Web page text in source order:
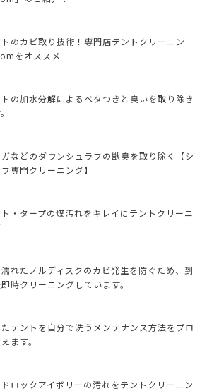
のカビ取り技術！専門店テントクリーニン
をオススメ
の加水分解によるベタつきと臭いを取り除き
などのダウンシュラフの獣臭を取り除く【シ
フ専門クリーニング】
・タープの煤汚れをキレイにテントクリーニ
れたノルディスクのカビ発生を防ぐため、到
時クリーニングしています。
テントを自分で洗うメンテナンス方法をプロ
ます。
ドロックアイボリーの汚れをテントクリーニン